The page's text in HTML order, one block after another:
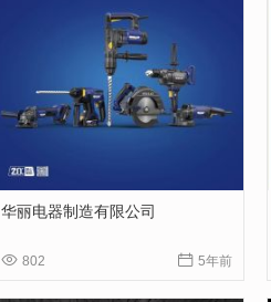
华丽电器制造有限公司
 802  5年前